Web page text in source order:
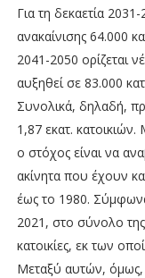
Για τη δεκαετία
ανακαίνισης 64.000
2041-2050 ορίζεται
αυξηθεί σε 83.000
Συνολικά, δηλαδή,
1,87 εκατ.
ο στόχος είναι να
ακίνητα που έχουν
έως το 1980.
2021, στο σύνολο
κατοικίες, εκ των
Μεταξύ αυτών, όµως,